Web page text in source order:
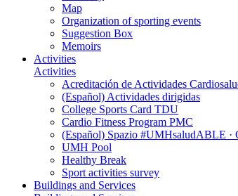
Map
Organization of sporting events
Suggestion Box
Memoirs
Activities
Activities
Acreditación de Actividades
(Español) Actividades dirigidas
College Sports Card TDU
Cardio Fitness Program PMC
(Español) Spazio #UMHsaludABLE ·
UMH Pool
Healthy Break
Sport activities survey
Buildings and Services